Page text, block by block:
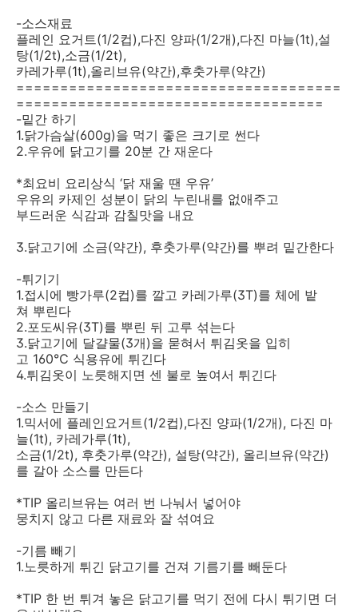
-소스재료
플레인 요거트(1/2컵),다진 양파(1/2개),다진 마늘(1t),설
탕(1/2t),소금(1/2t),
카레가루(1t),올리브유(약간),후춧가루(약간)
=====================================
===================================
-밑간 하기
1.닭가슴살(600g)을 먹기 좋은 크기로 썬다
2.우유에 닭고기를 20분 간 재운다
*최요비 요리상식 ‘닭 재울 땐 우유’
우유의 카제인 성분이 닭의 누린내를 없애주고
부드러운 식감과 감칠맛을 내요
3.닭고기에 소금(약간), 후춧가루(약간)를 뿌려 밑간한다
-튀기기
1.접시에 빵가루(2컵)를 깔고 카레가루(3T)를 체에 밭
쳐 뿌린다
2.포도씨유(3T)를 뿌린 뒤 고루 섞는다
3.닭고기에 달걀물(3개)을 묻혀서 튀김옷을 입히
고 160℃ 식용유에 튀긴다
4.튀김옷이 노릇해지면 센 불로 높여서 튀긴다
-소스 만들기
1.믹서에 플레인요거트(1/2컵),다진 양파(1/2개), 다진 마
늘(1t), 카레가루(1t),
소금(1/2t), 후춧가루(약간), 설탕(약간), 올리브유(약간)
를 갈아 소스를 만든다
*TIP 올리브유는 여러 번 나눠서 넣어야
뭉치지 않고 다른 재료와 잘 섞여요
-기름 빼기
1.노릇하게 튀긴 닭고기를 건져 기름기를 빼둔다
*TIP 한 번 튀겨 놓은 닭고기를 먹기 전에 다시 튀기면 더